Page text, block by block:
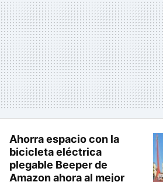
Ahorra espacio con la
bicicleta eléctrica
plegable Beeper de
Amazon ahora al mejor